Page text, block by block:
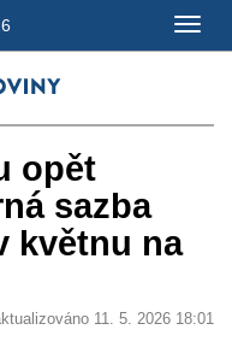
opět
sazba
květnu na
11. 5. 2026 18:01